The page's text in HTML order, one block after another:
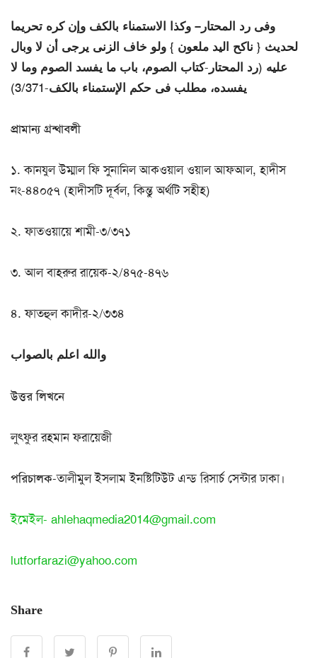
وفى رد المحتار– وكذا الاستمناء بالكف وإن كره تحريما
لحديث { ناكح اليد ملعون } ولو خاف الزنى يرجى أن لا وبال
عليه (رد المحتار-كتاب الصوم، باب ما يفسد الصوم وما لا
يفسده، مطلب فى حكم الإستمناء بالكف-3/371)
প্রামান্য গ্রন্থাবলী
১. কানযুল উম্মাল ফি সুনানিল আকওয়াল ওয়াল আফআল, হাদীস
নং-৪৪০৫৭ (হাদীসটি দূর্বল, কিন্তু অর্থটি সহীহ)
২. ফাতওয়ায়ে শামী-৩/৩৭১
৩. আল বাহরুর রায়েক-২/৪৭৫-৪৭৬
৪. ফাতহুল কাদীর-২/৩৩৪
والله اعلم بالصواب
উত্তর লিখনে
লুৎফুর রহমান ফরায়েজী
পরিচালক-তালীমুল ইসলাম ইনষ্টিটিউট এন্ড রিসার্চ সেন্টার ঢাকা।
ইমেইল- ahlehaqmedia2014@gmail.com
lutforfarazi@yahoo.com
Share